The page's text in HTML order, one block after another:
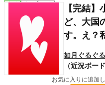
恋愛 完結 短編
【完結
ど、大国
す。え？
如月ぐるぐる
（近況ボー
お気に入りに追加